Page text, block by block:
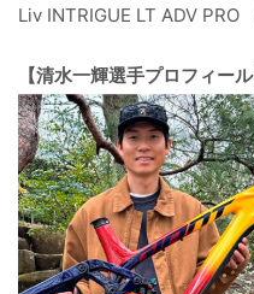
Liv INTRIGUE LT ADV PRO
【清水一輝選手プロフィール